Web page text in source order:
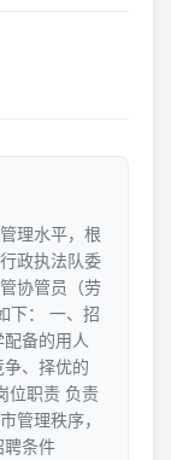
理水平，根
政执法队委
协管员（劳
下： 一、招
备的用人
、择优的
位职责 负责
管理秩序，
聘条件